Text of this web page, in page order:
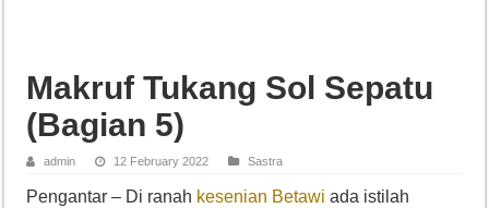
Makruf Tukang Sol Sepatu
(Bagian 5)
admin 12 February 2022 Sastra
Pengantar – Di ranah kesenian Betawi ada istilah